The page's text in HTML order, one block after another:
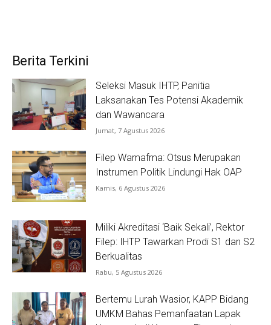
Berita Terkini
Seleksi Masuk IHTP, Panitia
Laksanakan Tes Potensi Akademik
dan Wawancara
Jumat, 7 Agustus 2026
Filep Wamafma: Otsus Merupakan
Instrumen Politik Lindungi Hak OAP
Kamis, 6 Agustus 2026
Miliki Akreditasi ‘Baik Sekali’, Rektor
Filep: IHTP Tawarkan Prodi S1 dan S2
Berkualitas
Rabu, 5 Agustus 2026
Bertemu Lurah Wasior, KAPP Bidang
UMKM Bahas Pemanfaatan Lapak